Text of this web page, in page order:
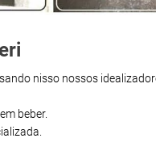
nisso nossos
beber.